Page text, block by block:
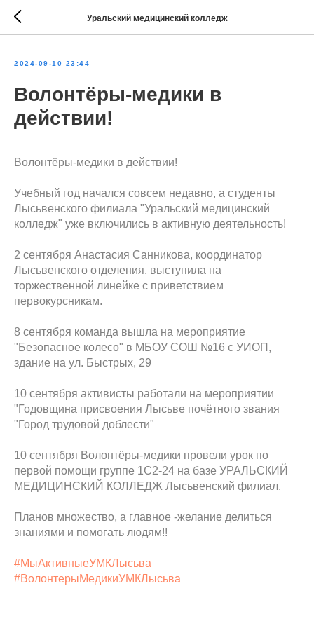
Уральский медицинский колледж
2024-09-10 23:44
Волонтёры-медики в
действии!
Волонтёры-медики в действии!
Учебный год начался совсем недавно, а студенты
Лысьвенского филиала "Уральский медицинский
колледж" уже включились в активную деятельность!
2 сентября Анастасия Санникова, координатор
Лысьвенского отделения, выступила на
торжественной линейке с приветствием
первокурсникам.
8 сентября команда вышла на мероприятие
"Безопасное колесо" в МБОУ СОШ №16 с УИОП,
здание на ул. Быстрых, 29
10 сентября активисты работали на мероприятии
"Годовщина присвоения Лысьве почётного звания
"Город трудовой доблести"
10 сентября Волонтёры-медики провели урок по
первой помощи группе 1С2-24 на базе УРАЛЬСКИЙ
МЕДИЦИНСКИЙ КОЛЛЕДЖ Лысьвенский филиал.
Планов множество, а главное -желание делиться
знаниями и помогать людям!!
#МыАктивныеУМКЛысьва
#ВолонтерыМедикиУМКЛысьва